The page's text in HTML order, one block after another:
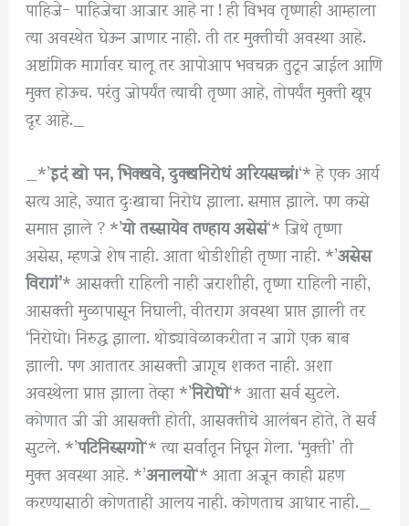
त्या अवस्थेत घेऊन जाणार नाही. ती तर मुक्तीची अवस्था आहे.
अष्टांगिक मार्गावर चालू तर आपोआप भवचक्र तुटून जाईल आणि
मुक्त होऊच. परंतु जोपर्यंत त्याची तृष्णा आहे, तोपर्यंत मुक्ती खूप
दूर आहे._
_*’इदं खो पन, भिक्खवे, दुक्खनिरोधं अरियसच्चं।‘* हे एक आर्य
सत्य आहे, ज्यात दुःखाचा निरोध झाला. समाप्त झाले. पण कसे
समाप्त झाले ? *’यो तस्सायेव तण्हाय असेसं‘* जिथे तृष्णा
असेस, म्हणजे शेष नाही. आता थोडीशीही तृष्णा नाही. *’असेस
विरागं’* आसक्ती राहिली नाही जराशीही, तृष्णा राहिली नाही,
आसक्ती मुळापासून निघाली, वीतराग अवस्था प्राप्त झाली तर
‘निरोधो। निरुद्ध झाला. थोड्यावेळाकरीता न जागे एक बाब
झाली. पण आतातर आसक्ती जागूच शकत नाही. अशा
अवस्थेला प्राप्त झाला तेव्हा *’निरोधो‘* आता सर्व सुटले.
कोणात जी जी आसक्ती होती, आसक्तीचे आलंबन होते, ते सर्व
सुटले. *’पटिनिस्सग्गो‘* त्या सर्वातून निघून गेला. ‘मुक्ती’ ती
मुक्त अवस्था आहे. *’अनालयो‘* आता अजून काही ग्रहण
करण्यासाठी कोणताही आलय नाही. कोणताच आधार नाही._